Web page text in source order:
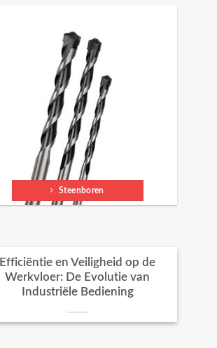
Steenboren
Efficiëntie en Veiligheid op de
Werkvloer: De Evolutie van
Industriële Bediening